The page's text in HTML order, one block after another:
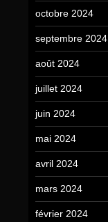
octobre 2024
septembre 2024
août 2024
juillet 2024
juin 2024
mai 2024
avril 2024
mars 2024
février 2024